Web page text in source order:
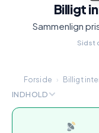
Billigt
Sammenlign
Sidst
Forside › Billigt
INDHOLD